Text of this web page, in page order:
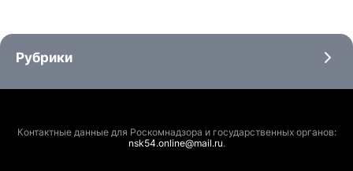
Рубрики
Контактные данные для Роскомнадзора и государственных органов:
nsk54.online@mail.ru.